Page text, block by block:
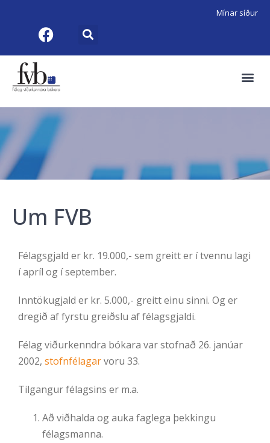
Mínar síður
Um FVB
Félagsgjald er kr. 19.000,- sem greitt er í tvennu lagi
í apríl og í september.
Inntökugjald er kr. 5.000,- greitt einu sinni. Og er
dregið af fyrstu greiðslu af félagsgjaldi.
Félag viðurkenndra bókara var stofnað 26. janúar
2002, stofnfélagarvoru 33.
Tilgangur félagsins er m.a.
Að viðhalda og auka faglega þekkingu
félagsmanna.